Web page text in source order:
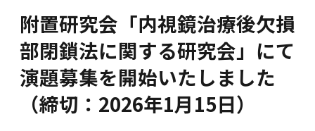
附置研究会「内視鏡治療後欠損
部閉鎖法に関する研究会」にて
演題募集を開始いたしました
（締切：2026年1月15日）